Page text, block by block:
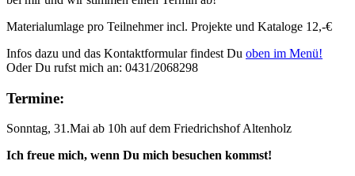
Materialumlage pro Teilnehmer incl. Projekte und Kataloge 12,-€
Infos dazu und das Kontaktformular findest Du oben im Menü!
Oder Du rufst mich an: 0431/2068298
Termine:
Sonntag, 31.Mai ab 10h auf dem Friedrichshof Altenholz
Ich freue mich, wenn Du mich besuchen kommst!